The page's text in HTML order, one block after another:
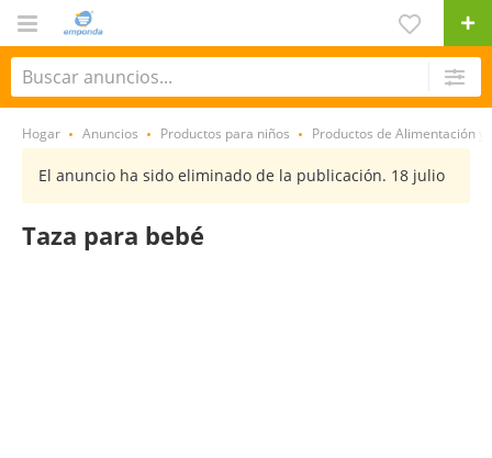
Hogar Anuncios Productos para niños Productos de Alimentación y
El anuncio ha sido eliminado de la publicación. 18 julio
Taza para bebé